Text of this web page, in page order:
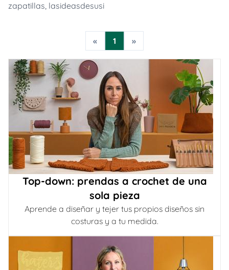
zapatillas, lasideasdesusi
« 1 »
Top-down: prendas a crochet de una
sola pieza
Aprende a diseñar y tejer tus propios diseños sin
costuras y a tu medida.